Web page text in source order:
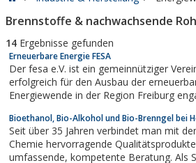
Brennstoffe & nachwachsende
14 Ergebnisse gefunden
Erneuerbare Energie FESA
Der fesa e.V. ist ein gemeinnütziger Verein, der sich seit
erfolgreich für den Ausbau der
Energiewende in der Region Freiburg
und Energieeffizienz, schlagen mit innovativen Projekten neue
Wege ein und schaffen...
Bioethanol, Bio-Alkohol und Bio-Brenngel bei
Seit über 35 Jahren verbindet man mit
Chemie hervorragende Qualitätsprodukte, besten Service
umfassende, kompetente Beratung. Als Spezialist für